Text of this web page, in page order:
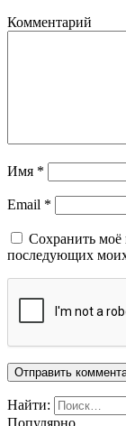
Комментарий
Имя *
Email *
Сохранить моё
последующих
Найти:
Популярно